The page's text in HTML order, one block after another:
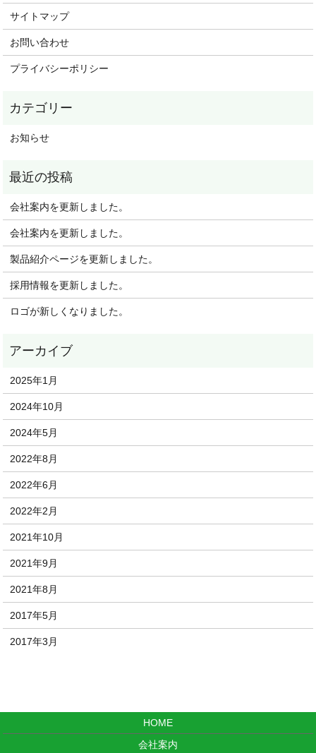
サイトマップ
お問い合わせ
プライバシーポリシー
お知らせ
会社案内を更新しました。
会社案内を更新しました。
製品紹介ページを更新しました。
採用情報を更新しました。
ロゴが新しくなりました。
2025年1月
2024年10月
2024年5月
2022年8月
2022年6月
2022年2月
2021年10月
2021年9月
2021年8月
2017年5月
2017年3月
HOME
会社案内